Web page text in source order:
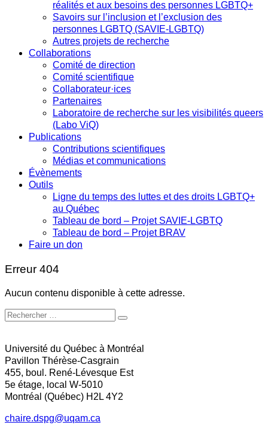
réalités et aux besoins des personnes LGBTQ+
Savoirs sur l’inclusion et l’exclusion des
personnes LGBTQ (SAVIE-LGBTQ)
Autres projets de recherche
Collaborations
Comité de direction
Comité scientifique
Collaborateur·ices
Partenaires
Laboratoire de recherche sur les visibilités queers
(Labo ViQ)
Publications
Contributions scientifiques
Médias et communications
Évènements
Outils
Ligne du temps des luttes et des droits LGBTQ+
au Québec
Tableau de bord – Projet SAVIE-LGBTQ
Tableau de bord – Projet BRAV
Faire un don
Erreur 404
Aucun contenu disponible à cette adresse.
Université du Québec à Montréal
Pavillon Thérèse-Casgrain
455, boul. René-Lévesque Est
5e étage, local W-5010
Montréal (Québec) H2L 4Y2
chaire.dspg@uqam.ca